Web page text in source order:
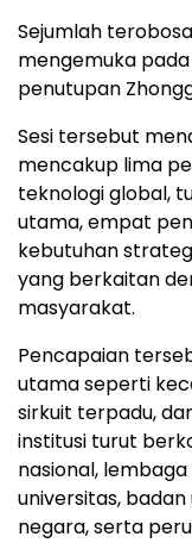
Sejumlah
mengemuka
penutupan
Sesi tersebut
mencakup lima
teknologi global,
utama, empat
kebutuhan
yang berkaitan
masyarakat.
Pencapaian
utama seperti
sirkuit terpadu,
institusi turut
nasional,
universitas,
negara, serta